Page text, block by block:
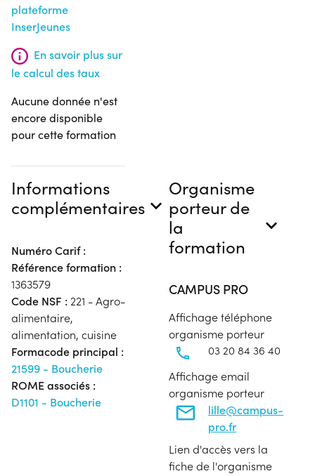
plateforme
InserJeunes
En savoir plus sur
le calcul des taux
Aucune donnée n'est
encore disponible
pour cette formation
Informations
complémentaires
Numéro Carif :
Référence formation :
1363579
Code NSF : 221 - Agro-
alimentaire,
alimentation, cuisine
Formacode principal :
21599 - Boucherie
ROME associés :
D1101 - Boucherie
Organisme
porteur de
la
formation
CAMPUS PRO
Affichage téléphone
organisme porteur
03 20 84 36 40
Affichage email
organisme porteur
lille@campus-
pro.fr
Lien d'accès vers la
fiche de l'organisme